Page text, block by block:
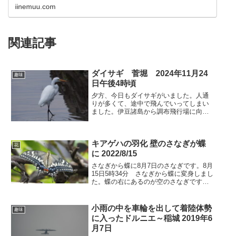
iinemuu.com
関連記事
趣味
ダイサギ 菅堀 2024年11月24
日午後4時頃
夕方、今日もダイサギがいました。人通
りが多くて、途中で飛んでいってしまい
ました。伊豆諸島から調布飛行場に向か
花
キアゲハの羽化 壁のさなぎが蝶
に 2022/8/15
さなぎから蝶に8月7日のさなぎです。8月
15日5時34分 さなぎから蝶に変身しまし
た。蝶の右にあるのが空のさなぎです。7
んな場所で羽化してくれました。6時22
分 下に...
趣味
小雨の中を車輪を出して着陸体勢
に入ったドルニエ～稲城 2019年6
月7日